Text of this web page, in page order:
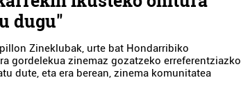
dugu"
Zineklubak, urte bat Hondarribiko
gordelekua zinemaz gozatzeko erreferentziazko
dute, eta era berean, zinema komunitatea